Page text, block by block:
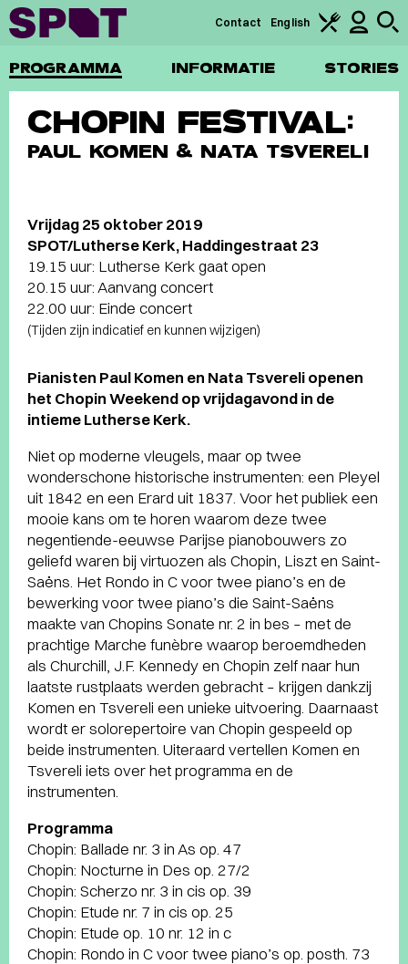
PROGRAMMA INFORMATIE STORIES
Contact English
CHOPIN FESTIVAL:
PAUL KOMEN & NATA TSVERELI
Vrijdag 25 oktober 2019
SPOT/Lutherse Kerk, Haddingestraat 23
19.15 uur: Lutherse Kerk gaat open
20.15 uur: Aanvang concert
22.00 uur: Einde concert
(Tijden zijn indicatief en kunnen wijzigen)
Pianisten Paul Komen en Nata Tsvereli openen
het Chopin Weekend op vrijdagavond in de
intieme Lutherse Kerk.
Niet op moderne vleugels, maar op twee
wonderschone historische instrumenten: een Pleyel
uit 1842 en een Erard uit 1837. Voor het publiek een
mooie kans om te horen waarom deze twee
negentiende-eeuwse Parijse pianobouwers zo
geliefd waren bij virtuozen als Chopin, Liszt en Saint-
Saëns. Het Rondo in C voor twee piano’s en de
bewerking voor twee piano’s die Saint-Saëns
maakte van Chopins Sonate nr. 2 in bes – met de
prachtige Marche funèbre waarop beroemdheden
als Churchill, J.F. Kennedy en Chopin zelf naar hun
laatste rustplaats werden gebracht – krijgen dankzij
Komen en Tsvereli een unieke uitvoering. Daarnaast
wordt er solorepertoire van Chopin gespeeld op
beide instrumenten. Uiteraard vertellen Komen en
Tsvereli iets over het programma en de
instrumenten.
Programma
Chopin: Ballade nr. 3 in As op. 47
Chopin: Nocturne in Des op. 27/2
Chopin: Scherzo nr. 3 in cis op. 39
Chopin: Etude nr. 7 in cis op. 25
Chopin: Etude op. 10 nr. 12 in c
Chopin: Rondo in C voor twee piano’s op. posth. 73